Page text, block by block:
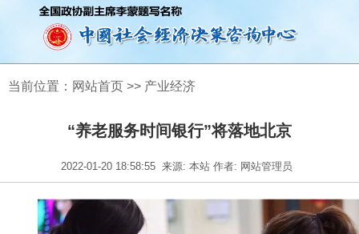
当前位置： 网站首页 >> 产业经济
“养老服务时间银行”将落地北京
2022-01-20 18:58:55 来源: 本站 作者: 网站管理员